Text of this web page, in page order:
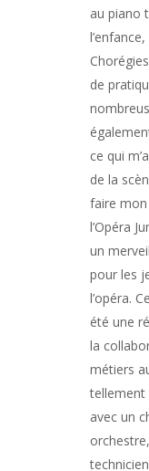
au piano
de
ce qui
de la
faire mon
l’Opéra
un
pour les
l’opéra.
été une
la
métiers
tellement
avec un